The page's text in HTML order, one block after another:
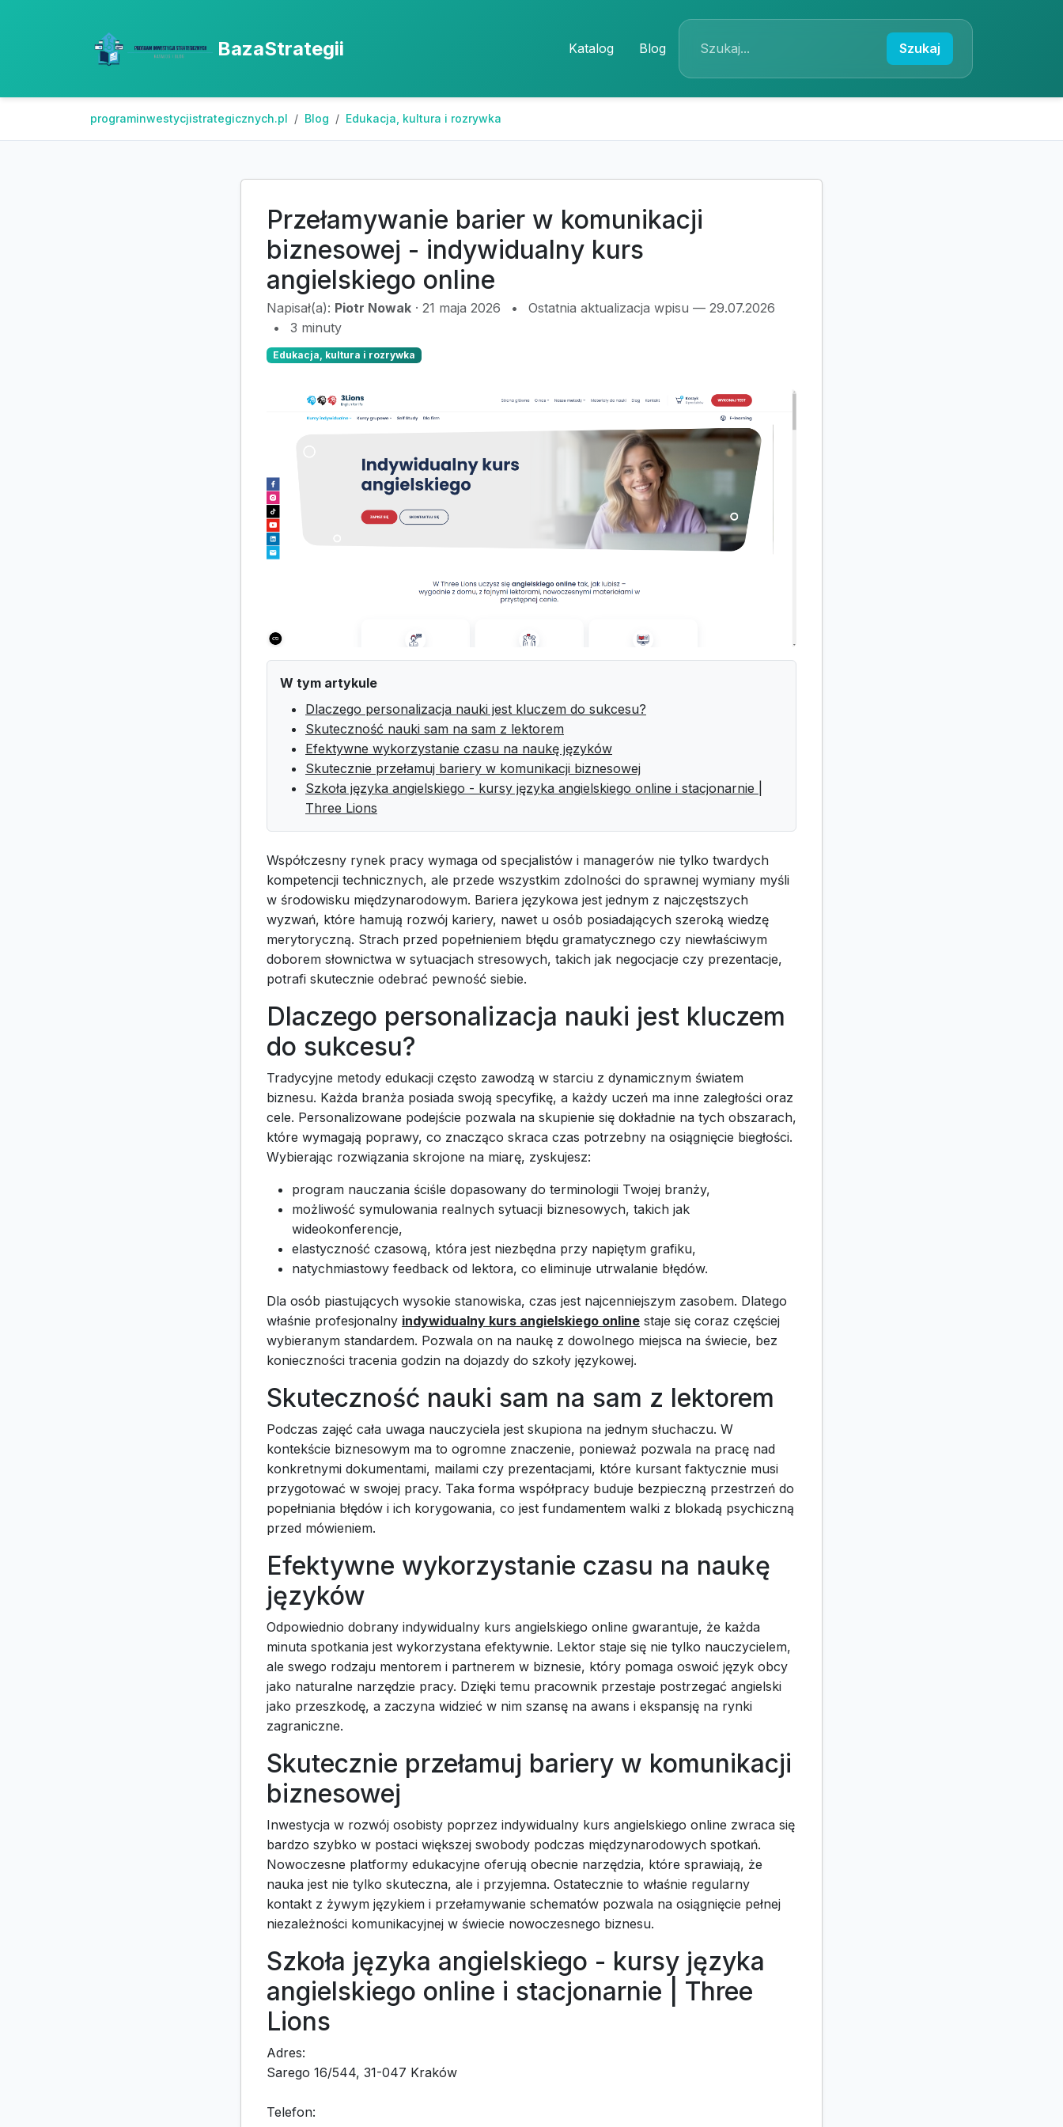
BazaStrategii Katalog Blog Szukaj
programinwestycjistrategicznych.pl Blog Edukacja, kultura i rozrywka
Przełamywanie barier w komunikacji
biznesowej - indywidualny kurs
angielskiego online
Napisał(a): Piotr Nowak · 21 maja 2026 •
Ostatnia aktualizacja wpisu — 29.07.2026
•
3 minuty
Edukacja, kultura i rozrywka
W tym artykule
Dlaczego personalizacja nauki jest kluczem do sukcesu?
Skuteczność nauki sam na sam z lektorem
Efektywne wykorzystanie czasu na naukę języków
Skutecznie przełamuj bariery w komunikacji biznesowej
Szkoła języka angielskiego - kursy języka angielskiego online i stacjonarnie |
Three Lions
Współczesny rynek pracy wymaga od specjalistów i managerów nie tylko twardych
kompetencji technicznych, ale przede wszystkim zdolności do sprawnej wymiany myśli
w środowisku międzynarodowym. Bariera językowa jest jednym z najczęstszych
wyzwań, które hamują rozwój kariery, nawet u osób posiadających szeroką wiedzę
merytoryczną. Strach przed popełnieniem błędu gramatycznego czy niewłaściwym
doborem słownictwa w sytuacjach stresowych, takich jak negocjacje czy prezentacje,
potrafi skutecznie odebrać pewność siebie.
Dlaczego personalizacja nauki jest kluczem
do sukcesu?
Tradycyjne metody edukacji często zawodzą w starciu z dynamicznym światem
biznesu. Każda branża posiada swoją specyfikę, a każdy uczeń ma inne zaległości oraz
cele. Personalizowane podejście pozwala na skupienie się dokładnie na tych obszarach,
które wymagają poprawy, co znacząco skraca czas potrzebny na osiągnięcie biegłości.
Wybierając rozwiązania skrojone na miarę, zyskujesz:
program nauczania ściśle dopasowany do terminologii Twojej branży,
możliwość symulowania realnych sytuacji biznesowych, takich jak
wideokonferencje,
elastyczność czasową, która jest niezbędna przy napiętym grafiku,
natychmiastowy feedback od lektora, co eliminuje utrwalanie błędów.
Dla osób piastujących wysokie stanowiska, czas jest najcenniejszym zasobem. Dlatego
właśnie profesjonalny indywidualny kurs angielskiego online staje się coraz częściej
wybieranym standardem. Pozwala on na naukę z dowolnego miejsca na świecie, bez
konieczności tracenia godzin na dojazdy do szkoły językowej.
Skuteczność nauki sam na sam z lektorem
Podczas zajęć cała uwaga nauczyciela jest skupiona na jednym słuchaczu. W
kontekście biznesowym ma to ogromne znaczenie, ponieważ pozwala na pracę nad
konkretnymi dokumentami, mailami czy prezentacjami, które kursant faktycznie musi
przygotować w swojej pracy. Taka forma współpracy buduje bezpieczną przestrzeń do
popełniania błędów i ich korygowania, co jest fundamentem walki z blokadą psychiczną
przed mówieniem.
Efektywne wykorzystanie czasu na naukę
języków
Odpowiednio dobrany indywidualny kurs angielskiego online gwarantuje, że każda
minuta spotkania jest wykorzystana efektywnie. Lektor staje się nie tylko nauczycielem,
ale swego rodzaju mentorem i partnerem w biznesie, który pomaga oswoić język obcy
jako naturalne narzędzie pracy. Dzięki temu pracownik przestaje postrzegać angielski
jako przeszkodę, a zaczyna widzieć w nim szansę na awans i ekspansję na rynki
zagraniczne.
Skutecznie przełamuj bariery w komunikacji
biznesowej
Inwestycja w rozwój osobisty poprzez indywidualny kurs angielskiego online zwraca się
bardzo szybko w postaci większej swobody podczas międzynarodowych spotkań.
Nowoczesne platformy edukacyjne oferują obecnie narzędzia, które sprawiają, że
nauka jest nie tylko skuteczna, ale i przyjemna. Ostatecznie to właśnie regularny
kontakt z żywym językiem i przełamywanie schematów pozwala na osiągnięcie pełnej
niezależności komunikacyjnej w świecie nowoczesnego biznesu.
Szkoła języka angielskiego - kursy języka
angielskiego online i stacjonarnie | Three
Lions
Adres:
Sarego 16/544, 31-047 Kraków
Telefon: